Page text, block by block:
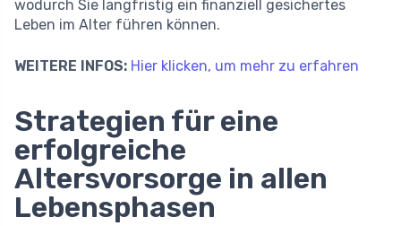
wodurch Sie langfristig ein finanziell gesichertes
Leben im Alter führen können.
WEITERE INFOS: Hier klicken, um mehr zu erfahren
Strategien für eine
erfolgreiche
Altersvorsorge in allen
Lebensphasen